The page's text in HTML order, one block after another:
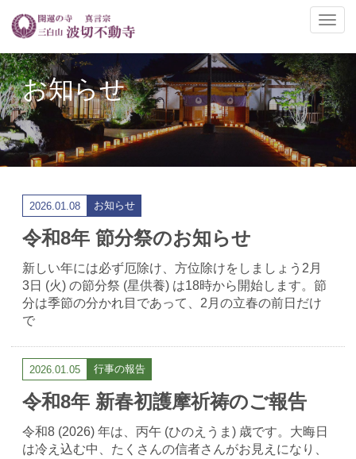
ナ
ゲ
ー
シ
ョ
の
切
お知らせ
2026.01.08 お知らせ
令和8年 節分祭のお知らせ
新しい年には必ず厄除け、方位除けをしましょう2月
3日 (火) の節分祭 (星供養) は18時から開始します。節
分は季節の分かれ目であって、2月の立春の前日だけ
で
2026.01.05 行事の報告
令和8年 新春初護摩祈祷のご報告
令和8 (2026) 年は、丙午 (ひのえうま) 歳です。大晦日
は冷え込む中、たくさんの信者さんがお見えになり、